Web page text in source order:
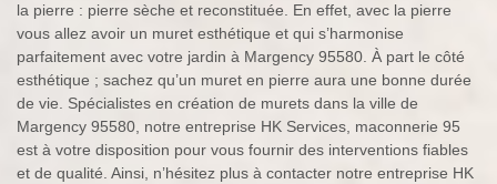
la pierre : pierre sèche et reconstituée. En effet, avec la pierre
vous allez avoir un muret esthétique et qui s’harmonise
parfaitement avec votre jardin à Margency 95580. À part le côté
esthétique ; sachez qu’un muret en pierre aura une bonne durée
de vie. Spécialistes en création de murets dans la ville de
Margency 95580, notre entreprise HK Services, maconnerie 95
est à votre disposition pour vous fournir des interventions fiables
et de qualité. Ainsi, n’hésitez plus à contacter notre entreprise HK